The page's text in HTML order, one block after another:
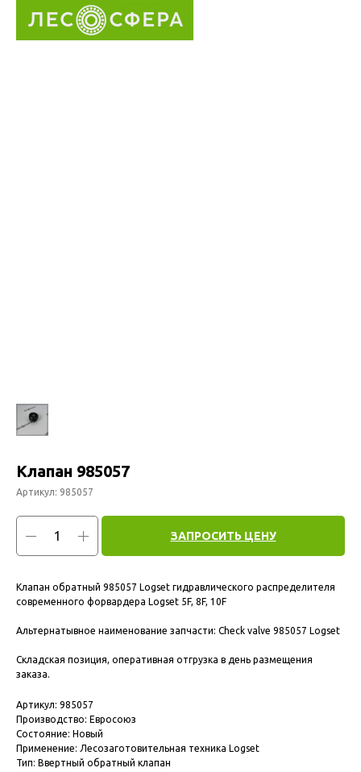
Клапан 985057
Артикул: 985057
ЗАПРОСИТЬ ЦЕНУ
Клапан обратный 985057 Logset гидравлического распределителя
современного форвардера Logset 5F, 8F, 10F
Альтернатывное наименование запчасти: Check valve 985057 Logset
Складская позиция, оперативная отгрузка в день размещения
заказа.
Артикул: 985057
Производство: Евросоюз
Состояние: Новый
Применение: Лесозаготовительная техника Logset
Тип: Ввертный обратный клапан